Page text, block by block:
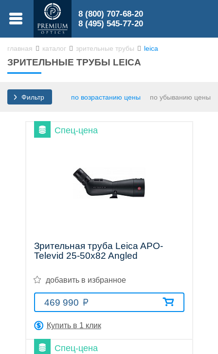
МЕНЮ
0
0
дальномеры
8 (800) 707-68-20
8 (495) 545-77-20
главная каталог зрительные трубы leica
ЗРИТЕЛЬНЫЕ ТРУБЫ LEICA
Фильтр по возрастанию цены по убыванию цены
Спец-цена
Зрительная труба Leica APO-
Televid 25-50x82 Angled
добавить в избранное
469 990
Купить в 1 клик
Спец-цена